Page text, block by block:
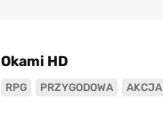
Okami HD
RPG PRZYGODOWA AKCJA